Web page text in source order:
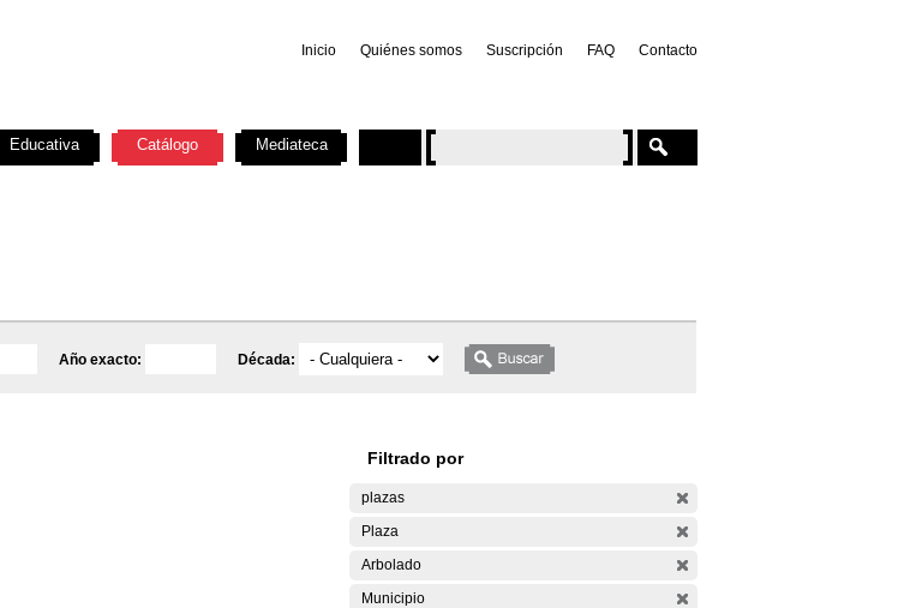
Inicio Quiénes somos Suscripción FAQ Contacto
Año exacto: Década:
Filtrado por
plazas
Plaza
Arbolado
Municipio
Educativa Catálogo Mediateca